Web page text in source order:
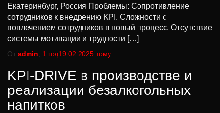
Екатеринбург, Россия Проблемы: Сопротивление
сотрудников к внедрению KPI. Сложности с
вовлечением сотрудников в новый процесс. Отсутствие
системы мотивации и трудности […]
От admin 1 год19.02.2025 тому
KPI-DRIVE в производстве и
реализации безалкогольных
напитков